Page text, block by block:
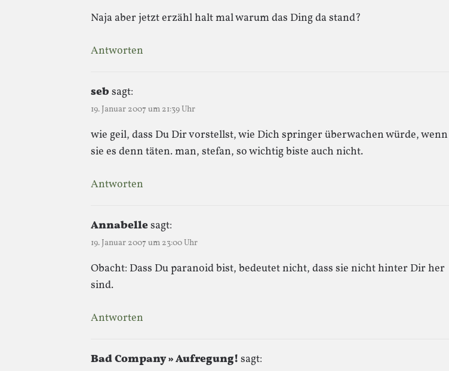
Naja aber jetzt erzähl halt mal warum das Ding da stand?
Antworten
seb sagt:
19. Januar 2007 um 21:39 Uhr
wie geil, dass Du Dir vorstellst, wie Dich springer überwachen würde, wenn
sie es denn täten. man, stefan, so wichtig biste auch nicht.
Antworten
Annabellesagt:
19. Januar 2007 um 23:00 Uhr
Obacht: Dass Du paranoid bist, bedeutet nicht, dass sie nicht hinter Dir her
sind.
Antworten
Bad Company » Aufregung! sagt: